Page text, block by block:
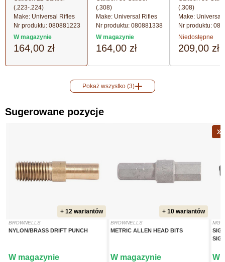
(.223-.224)
Make: Universal Rifles
Nr produktu: 080881223
W magazynie
164,00 zł
(.308)
Make: Universal Rifles
Nr produktu: 080881338
W magazynie
164,00 zł
(.308)
Make: Universal
Nr produktu:
Niedostępne
209,00 zł
Pokaż wszystko (3)
Sugerowane pozycje
+ 12 wariantów
BROWNELLS
NYLON/BRASS DRIFT PUNCH
W magazynie
+ 10 wariantów
BROWNELLS
METRIC ALLEN HEAD BITS
W magazynie
MGW
W